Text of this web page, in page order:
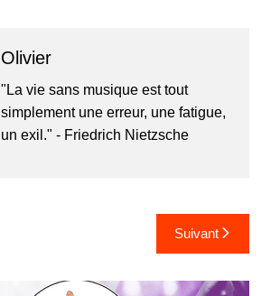
Olivier
"La vie sans musique est tout
simplement une erreur, une fatigue,
un exil." - Friedrich Nietzsche
Suivant